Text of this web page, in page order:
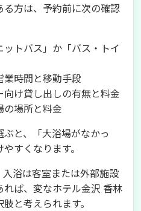
方は、予約前に次の確認
トバス」か「バス・トイ
時間と移動手段
け貸し出しの有無と料金
の場所と料金
と、「大浴場がなかっ
すくなります。
浴は客室または外部施設
ば、変なホテル金沢 香林
と考えられます。